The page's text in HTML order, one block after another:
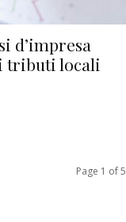
d’impresa
tributi locali
Page 1 of 5